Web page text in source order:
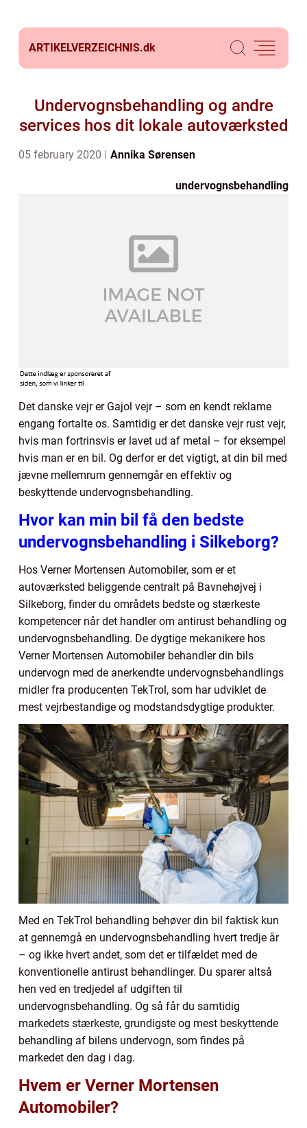
ARTIKELVERZEICHNIS.dk
Undervognsbehandling og andre
services hos dit lokale autoværksted
05 february 2020 Annika Sørensen
undervognsbehandling
Det danske vejr er Gajol vejr – som en kendt reklame
engang fortalte os. Samtidig er det danske vejr rust vejr,
hvis man fortrinsvis er lavet ud af metal – for eksempel
hvis man er en bil. Og derfor er det vigtigt, at din bil med
jævne mellemrum gennemgår en effektiv og
beskyttende undervognsbehandling.
Hvor kan min bil få den bedste
undervognsbehandling i Silkeborg?
Hos Verner Mortensen Automobiler, som er et
autoværksted beliggende centralt på Bavnehøjvej i
Silkeborg, finder du områdets bedste og stærkeste
kompetencer når det handler om antirust behandling og
undervognsbehandling. De dygtige mekanikere hos
Verner Mortensen Automobiler behandler din bils
undervogn med de anerkendte undervognsbehandlings
midler fra producenten TekTrol, som har udviklet de
mest vejrbestandige og modstandsdygtige produkter.
Med en TekTrol behandling behøver din bil faktisk kun
at gennemgå en undervognsbehandling hvert tredje år
– og ikke hvert andet, som det er tilfældet med de
konventionelle antirust behandlinger. Du sparer altså
hen ved en tredjedel af udgiften til
undervognsbehandling. Og så får du samtidig
markedets stærkeste, grundigste og mest beskyttende
behandling af bilens undervogn, som findes på
markedet den dag i dag.
Hvem er Verner Mortensen
Automobiler?